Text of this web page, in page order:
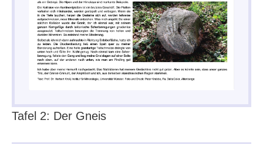
Tafel 2: Der Gneis